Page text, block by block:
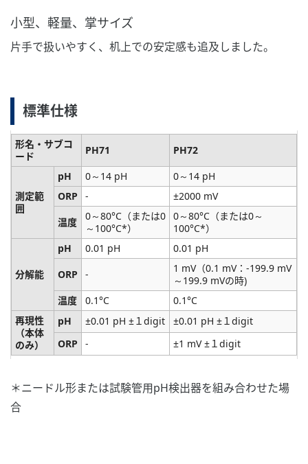
小型、軽量、掌サイズ
片手で扱いやすく、机上での安定感も追及しました。
標準仕様
形名・サブコ
ード
PH71 PH72
測定範
囲
pH 0～14 pH
0～14 pH
ORP
-
±2000 mV
温度
0～80°C（または0
～100°C*）
0～80°C（または0～
100°C*）
分解能
pH 0.01 pH
0.01 pH
ORP
-
1 mV（0.1 mV：-199.9 mV
～199.9 mVの時)
温度
0.1°C
0.1°C
再現性
（本体
のみ）
pH ±0.01 pH ±１digit
±0.01 pH ±１digit
ORP
- ±1 mV ±１digit
＊ニードル形または試験管用pH検出器を組み合わせた場
合